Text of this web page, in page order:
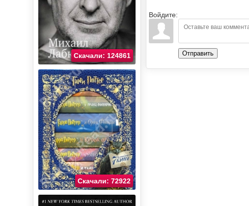
Войдите:
Отправить
Скачали: 124861
Скачали: 72922